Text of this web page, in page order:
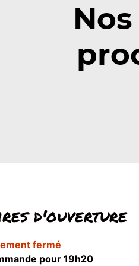
d'ouverture
fermé
pour 19h20